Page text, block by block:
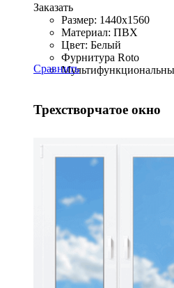
Заказать
Размер: 1440x1560
Материал: ПВХ
Цвет: Белый
Фурнитура Roto
Сравнить
Трехстворчатое окно